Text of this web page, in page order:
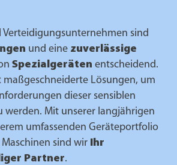
Verteidigungsunternehmen sind
und eine zuverlässige
Spezialgeräten entscheidend.
maßgeschneiderte Lösungen, um
dieser sensiblen
werden. Mit unserer langjährigen
umfassenden Geräteportfolio
sind wir
Ihr
Partner.